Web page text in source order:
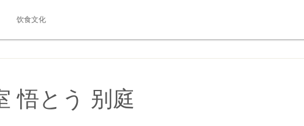
饮食文化
悟とう 别庭